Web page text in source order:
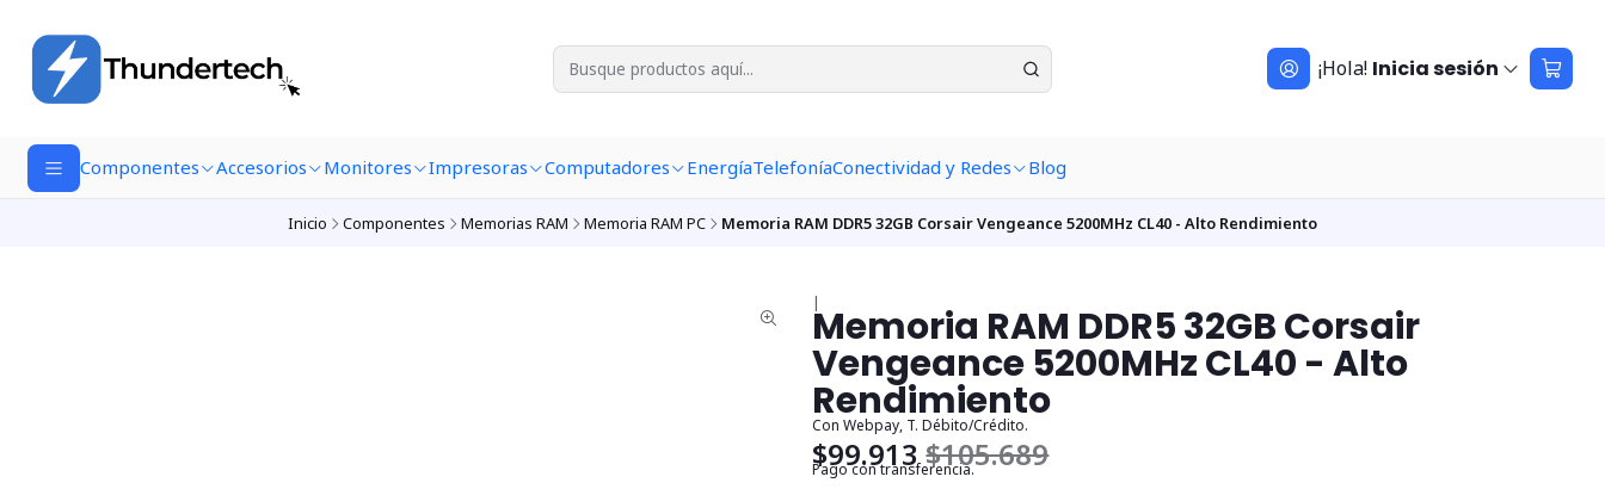
¡Hola! Inicia sesión
Componentes Accesorios Monitores Impresoras Computadores EnergíaTelefoníaConectividad y Redes Blog
Inicio Componentes Memorias RAM Memoria RAM PC Memoria RAM DDR5 32GB Corsair Vengeance 5200MHz CL40 - Alto Rendimiento
|Memoria RAM DDR5 32GB Corsair
Vengeance 5200MHz CL40 - Alto
Rendimiento
Con Webpay, T. Débito/Crédito.
$99.913$105.689
Pago con transferencia.